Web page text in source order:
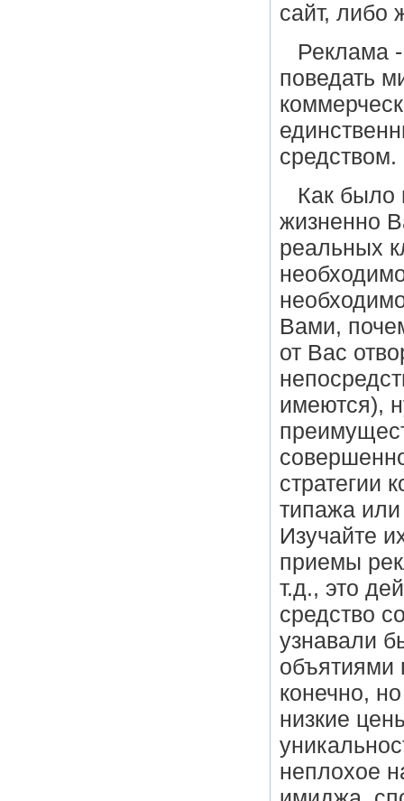
сайт, либо
Реклама
поведать
средством.
Как было
жизненно
реальных
Вами,
от Вас
имеются),
стратегии
типажа
Изучайте
приемы
т.д., это
средство
узнавали
объятиями
конечно,
низкие
неплохое